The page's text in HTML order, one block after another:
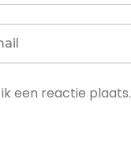
een reactie plaats.